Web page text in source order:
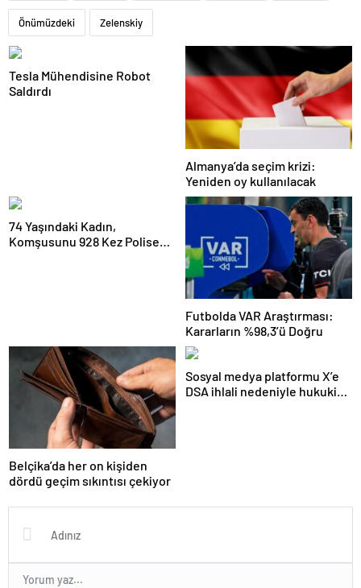
Önümüzdeki Zelenskiy
Tesla Mühendisine Robot
Saldırdı
Almanya’da seçim krizi:
Yeniden oy kullanılacak
74 Yaşındaki Kadın,
Komşusunu 928 Kez Polise
Futbolda VAR Araştırması:
Kararların %98,3’ü Doğru
Belçika’da her on kişiden
dördü geçim sıkıntısı çekiyor
Sosyal medya platformu X’e
DSA ihlali nedeniyle hukuki